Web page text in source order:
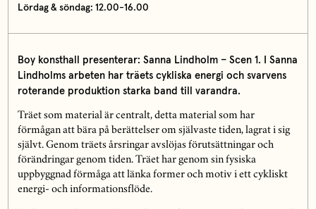
Lördag & söndag: 12.00-16.00
Boy konsthall presenterar: Sanna Lindholm – Scen 1. I Sanna
Lindholms arbeten har träets cykliska energi och svarvens
roterande produktion starka band till varandra.
Träet som material är centralt, detta material som har
förmågan att bära på berättelser om självaste tiden, lagrat i sig
självt. Genom träets årsringar avslöjas förutsättningar och
förändringar genom tiden. Träet har genom sin fysiska
uppbyggnad förmåga att länka former och motiv i ett cykliskt
energi- och informationsflöde.